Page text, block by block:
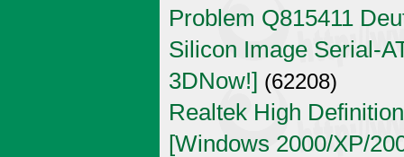
Problem Q815411
Silicon Image Serial-
3DNow!] (62208)
Realtek High
[Windows 2000/XP/